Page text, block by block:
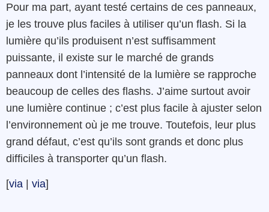
Pour ma part, ayant testé certains de ces panneaux,
je les trouve plus faciles à utiliser qu’un flash. Si la
lumière qu’ils produisent n’est suffisamment
puissante, il existe sur le marché de grands
panneaux dont l’intensité de la lumière se rapproche
beaucoup de celles des flashs. J’aime surtout avoir
une lumière continue ; c’est plus facile à ajuster selon
l’environnement où je me trouve. Toutefois, leur plus
grand défaut, c’est qu’ils sont grands et donc plus
difficiles à transporter qu’un flash.
[via via]